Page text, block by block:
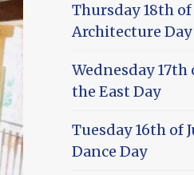
Thursday 18th of
Architecture Day
Wednesday 17th
the East Day
Tuesday 16th of
Dance Day